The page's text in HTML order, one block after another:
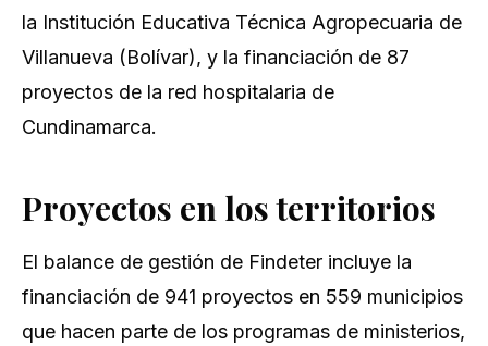
la Institución Educativa Técnica Agropecuaria de
Villanueva (Bolívar), y la financiación de 87
proyectos de la red hospitalaria de
Cundinamarca.
Proyectos en los territorios
El balance de gestión de Findeter incluye la
financiación de 941 proyectos en 559 municipios
que hacen parte de los programas de ministerios,